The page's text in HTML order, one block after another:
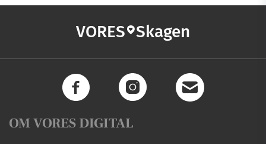
VORES Skagen
OM VORES DIGITAL